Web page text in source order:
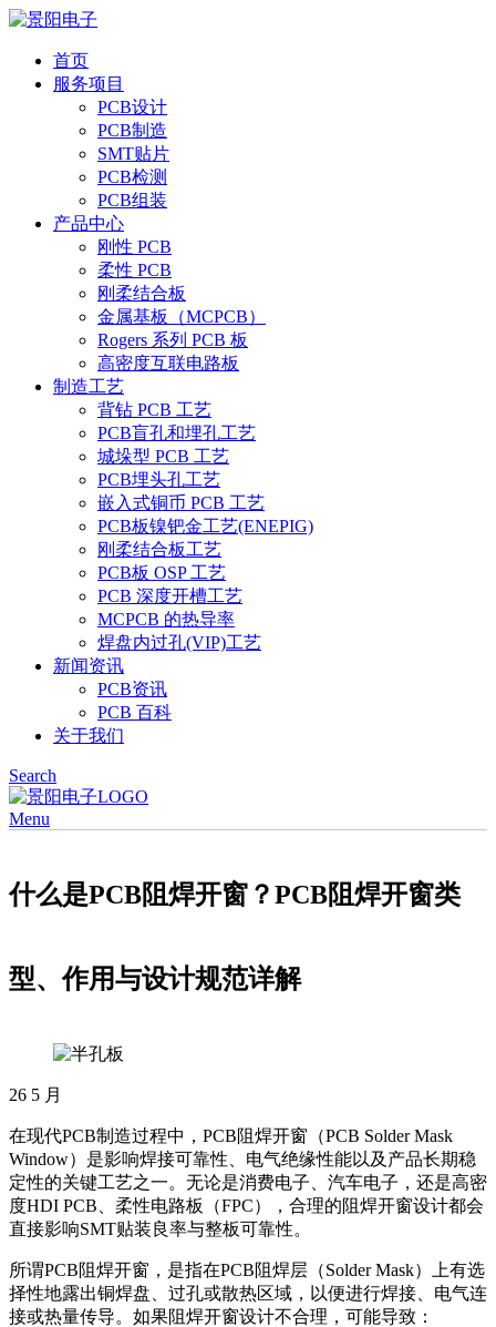
首页
服务项目
PCB设计
PCB制造
SMT贴片
PCB检测
PCB组装
产品中心
刚性 PCB
柔性 PCB
刚柔结合板
金属基板（MCPCB）
Rogers 系列 PCB 板
高密度互联电路板
制造工艺
背钻 PCB 工艺
PCB盲孔和埋孔工艺
城垛型 PCB 工艺
PCB埋头孔工艺
嵌入式铜币 PCB 工艺
PCB板镍钯金工艺(ENEPIG)
刚柔结合板工艺
PCB板 OSP 工艺
PCB 深度开槽工艺
MCPCB 的热导率
焊盘内过孔(VIP)工艺
新闻资讯
PCB资讯
PCB 百科
关于我们
Search
Menu
什么是PCB阻焊开窗？PCB阻焊开窗类
型、作用与设计规范详解
26 5 月
在现代PCB制造过程中，PCB阻焊开窗（PCB Solder Mask
Window）是影响焊接可靠性、电气绝缘性能以及产品长期稳
定性的关键工艺之一。无论是消费电子、汽车电子，还是高密
度HDI PCB、柔性电路板（FPC），合理的阻焊开窗设计都会
直接影响SMT贴装良率与整板可靠性。
所谓PCB阻焊开窗，是指在PCB阻焊层（Solder Mask）上有选
择性地露出铜焊盘、过孔或散热区域，以便进行焊接、电气连
接或热量传导。如果阻焊开窗设计不合理，可能导致：